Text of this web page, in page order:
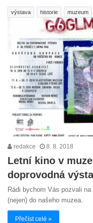
výstava historie muzeum
redakce 8. 8. 2018
Letní kino v
doprovodná
Rádi bychom Vás pozvali
(nejen) do našeho muzea.
Přečíst celé »